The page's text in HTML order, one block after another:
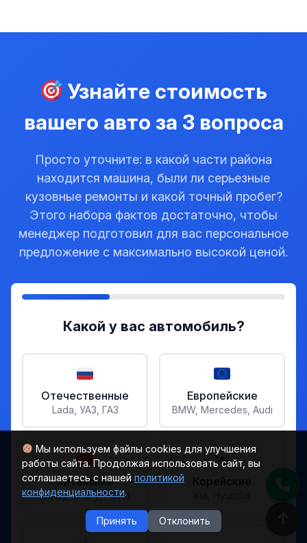
Мы используем файлы cookies для улучшения
работы сайта. Продолжая использовать сайт, вы
соглашаетесь с нашей политикой
конфиденциальности.
Принять Отклонить
Узнайте стоимость
вашего авто за 3 вопроса
Просто уточните: в какой части района
находится машина, были ли серьезные
кузовные ремонты и какой точный пробег?
Этого набора фактов достаточно, чтобы
менеджер подготовил для вас персональное
предложение с максимально высокой ценой.
Какой у вас автомобиль?
Отечественные
Lada, УАЗ, ГАЗ
Европейские
BMW, Mercedes, Audi
Китайские
Geely, Chery, Haval
Корейские